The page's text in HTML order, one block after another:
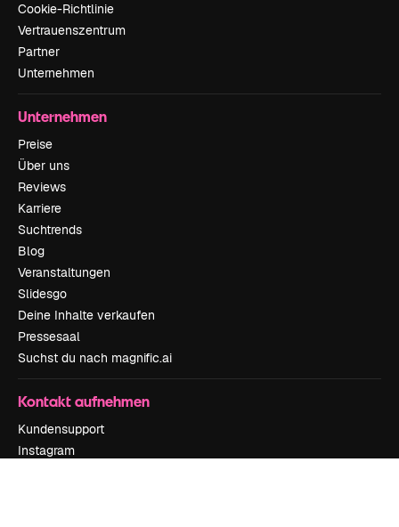
Cookie-Richtlinie
Vertrauenszentrum
Partner
Unternehmen
Unternehmen
Preise
Über uns
Reviews
Karriere
Suchtrends
Blog
Veranstaltungen
Slidesgo
Deine Inhalte verkaufen
Pressesaal
Suchst du nach magnific.ai
Kontakt aufnehmen
Kundensupport
Instagram